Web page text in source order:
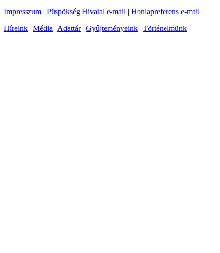
Impresszum | Püspökség Hivatal e-mail | Honlapreferens e-mail
Híreink | Média | Adattár| Gyűjteményeink | Történelmünk